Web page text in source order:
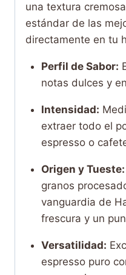
una textura
estándar de las
directamente en tu
Perfil de Sabor:
notas dulces y
Intensidad:
extraer todo el
espresso o
Origen y Tueste:
granos
vanguardia de
frescura y un
Versatilidad:
espresso puro